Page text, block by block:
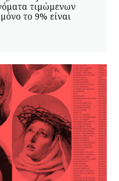
τιμώμενων
το 9% είναι